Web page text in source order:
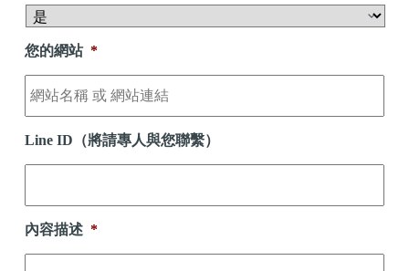
您的網站 *
Line ID（將請專人與您聯繫）
內容描述 *